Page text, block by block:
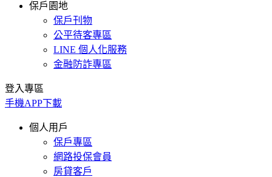
保戶園地
保戶刊物
公平待客專區
LINE 個人化服務
金融防詐專區
登入專區
手機APP下載
個人用戶
保戶專區
網路投保會員
房貸客戶